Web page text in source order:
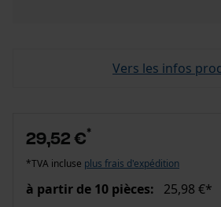
Vers les infos
29,52 €*
*TVA incluse plus frais d'expédition
à partir de 10 pièces: 25,98 €*